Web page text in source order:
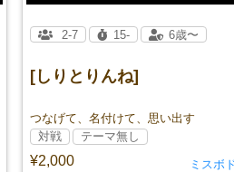
[しりとりんね]
つなげて、名付けて、思い出す
¥2,000
2-7 15- 6歳〜
対戦 テーマ無し
ミスボ